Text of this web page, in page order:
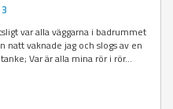
var alla väggarna i badrummet
natt vaknade jag och slogs av en
Var är alla mina rör i rör...